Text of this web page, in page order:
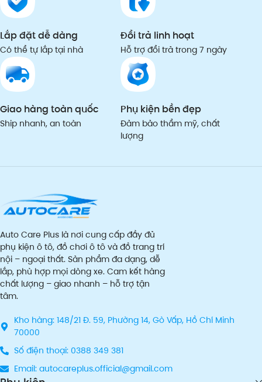
Lắp đặt dễ dàng
Có thể tự lắp tại nhà
Đổi trả linh hoạt
Hỗ trợ đổi trả trong 7 ngày
Giao hàng toàn quốc
Ship nhanh, an toàn
Phụ kiện bền đẹp
Đảm bảo thẩm mỹ, chất
lượng
Auto Care Plus là nơi cung cấp đầy đủ
phụ kiện ô tô, đồ chơi ô tô và đồ trang trí
nội – ngoại thất. Sản phẩm đa dạng, dễ
lắp, phù hợp mọi dòng xe. Cam kết hàng
chất lượng – giao nhanh – hỗ trợ tận
tâm.
Kho hàng: 148/21 Đ. 59, Phường 14, Gò Vấp, Hồ Chí Minh
70000
Số điện thoại: 0388 349 381
Email: autocareplus.official@gmail.com